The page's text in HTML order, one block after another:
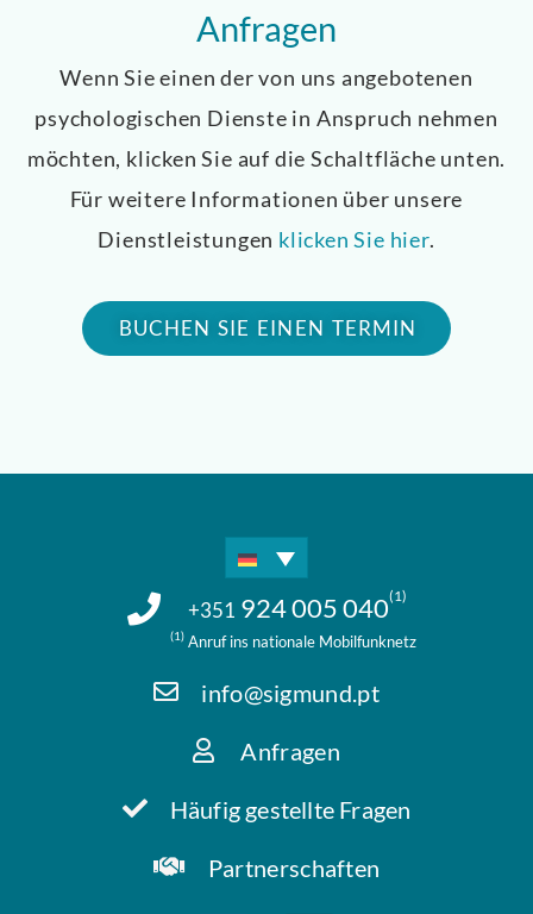
Anfragen
Wenn Sie einen der von uns angebotenen
psychologischen Dienste in Anspruch nehmen
möchten, klicken Sie auf die Schaltfläche unten.
Für weitere Informationen über unsere
Dienstleistungen klicken Sie hier.
BUCHEN SIE EINEN TERMIN
+351 924 005 040(1)
(1)Anruf ins nationale Mobilfunknetz
info@sigmund.pt
Anfragen
Häufig gestellte Fragen
Partnerschaften